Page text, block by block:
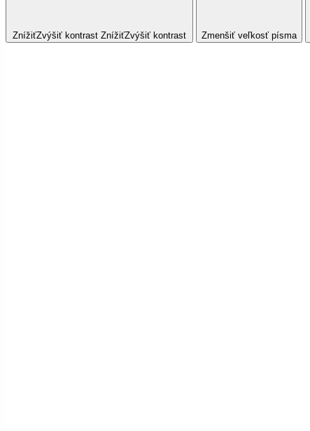
ZnížiťZvýšiť kontrast ZnížiťZvýšiť kontrast Zmenšiť veľkosť písma